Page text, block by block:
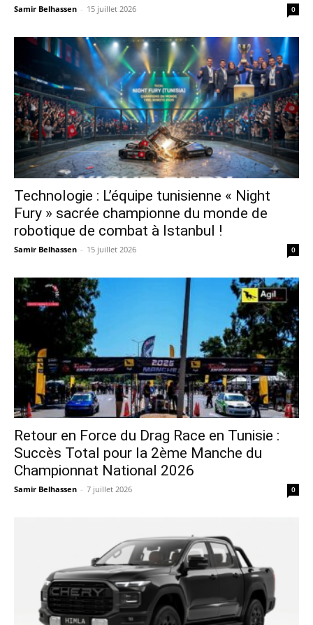
Samir Belhassen - 15 juillet 2026 0
Technologie : L’équipe tunisienne « Night
Fury » sacrée championne du monde de
robotique de combat à Istanbul !
Samir Belhassen - 15 juillet 2026 0
Retour en Force du Drag Race en Tunisie :
Succès Total pour la 2ème Manche du
Championnat National 2026
Samir Belhassen - 7 juillet 2026 0